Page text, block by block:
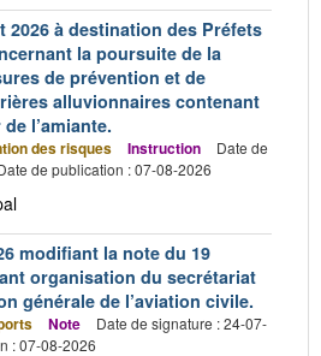
2026 à destination des Préfets
la poursuite de la
de prévention et de
alluvionnaires contenant
l’amiante.
des risques Instruction
Date de
de publication : 07-08-2026
modifiant la note du 19
organisation du secrétariat
générale de l’aviation civile.
Note
Date de signature : 24-07-
: 07-08-2026